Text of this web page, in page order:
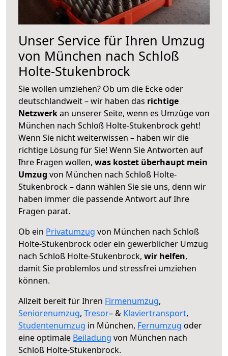
Unser Service für Ihren Umzug
von München nach Schloß
Holte-Stukenbrock
Sie wollen umziehen? Ob um die Ecke oder
deutschlandweit – wir haben das richtige
Netzwerkan unserer Seite, wenn es Umzüge von
München nach Schloß Holte-Stukenbrock geht!
Wenn Sie nicht weiterwissen – haben wir die
richtige Lösung für Sie! Wenn Sie Antworten auf
Ihre Fragen wollen, was kostet überhaupt mein
Umzug von München nach Schloß Holte-
Stukenbrock – dann wählen Sie sie uns, denn wir
haben immer die passende Antwort auf Ihre
Fragen parat.
Ob ein Privatumzug von München nach Schloß
Holte-Stukenbrock oder ein gewerblicher Umzug
nach Schloß Holte-Stukenbrock, wir helfen,
damit Sie problemlos und stressfrei umziehen
können.
Allzeit bereit für Ihren Firmenumzug,
Seniorenumzug, Tresor– & Klaviertransport,
Studentenumzug in München, Fernumzug oder
eine optimale Beiladung von München nach
Schloß Holte-Stukenbrock.